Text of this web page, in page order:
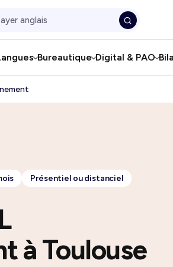
Bureautique Digital & PAO
à Toulouse
Présentiel ou distanciel